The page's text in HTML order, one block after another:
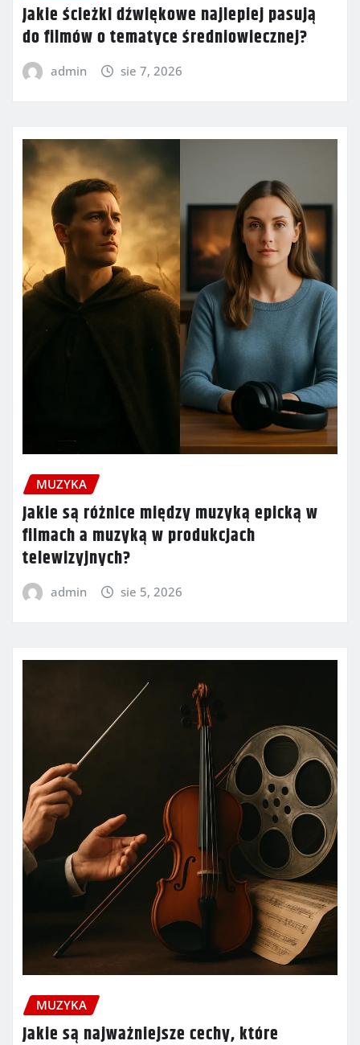
Jakie ścieżki dźwiękowe najlepiej pasują
do filmów o tematyce średniowiecznej?
admin sie 7, 2026
MUZYKA
Jakie są różnice między muzyką epicką w
filmach a muzyką w produkcjach
telewizyjnych?
admin sie 5, 2026
MUZYKA
Jakie są najważniejsze cechy, które